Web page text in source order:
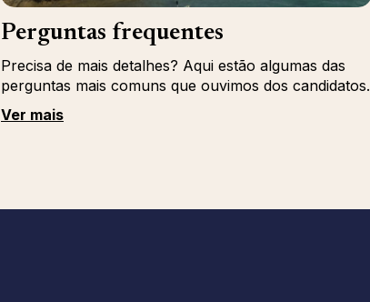
Perguntas frequentes
Precisa de mais detalhes? Aqui estão algumas das
perguntas mais comuns que ouvimos dos candidatos.
Ver mais